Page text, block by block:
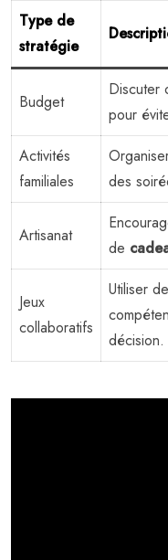
Type de
stratégie
Budget
Discuter
pour
Activités
familiales
des
Artisanat
de
Jeux
collaboratifs
Utiliser
décision.